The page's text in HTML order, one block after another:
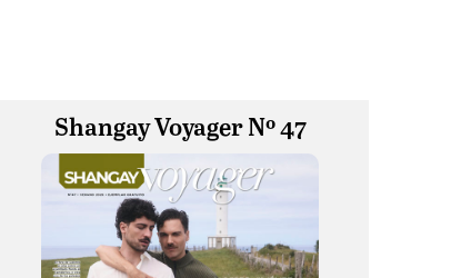
Shangay Voyager Nº 47